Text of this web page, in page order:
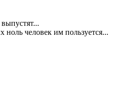
человек им пользуется...